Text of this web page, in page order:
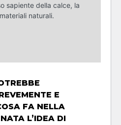
sapiente della calce, la
naturali.
E
FA NELLA
L’IDEA DI